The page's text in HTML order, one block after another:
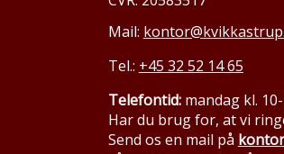
Mail:
Tel.: +45 32 52 14 65
Telefontid:mandag kl.
Har du brug for, at vi
Send os en mail på